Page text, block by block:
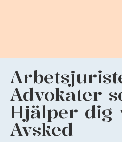
Advokater
Hjälper dig
Avsked